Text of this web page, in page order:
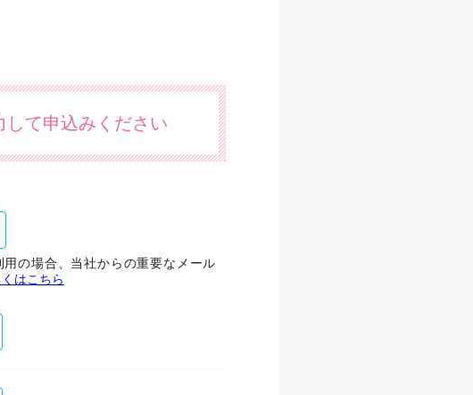
て申込みください
の場合、当社からの重要なメール
はこちら